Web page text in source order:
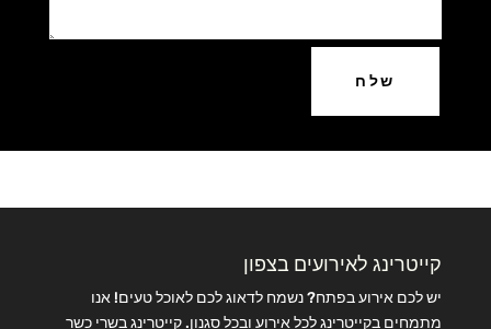
שלח
קייטרינג לאירועים בצפון
יש לכם אירוע בפתח? נשמח לדאוג לכם לאוכל טעים! אנו
מתמחים בקייטרינג לכל אירוע ובכל סגנון. קייטרינג בשרי כשר